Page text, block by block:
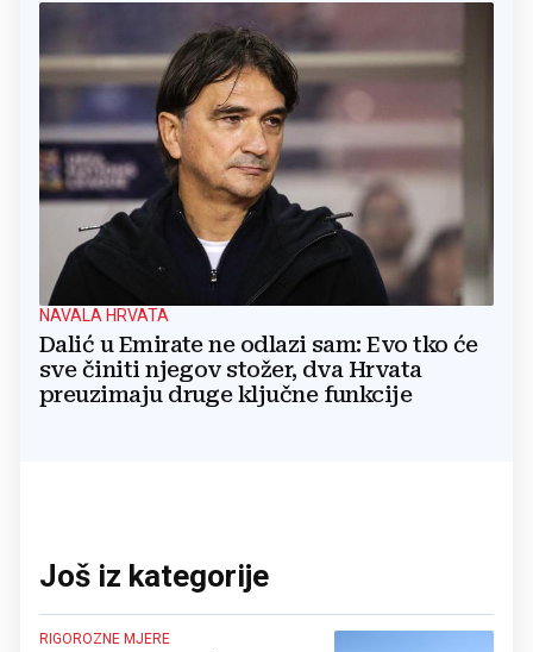
NAVALA HRVATA
Dalić u Emirate ne odlazi sam: Evo tko će
sve činiti njegov stožer, dva Hrvata
preuzimaju druge ključne funkcije
Još iz kategorije
RIGOROZNE MJERE